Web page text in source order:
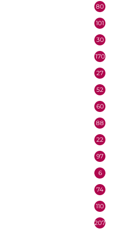
80
101
30
170
27
52
60
88
22
97
6
74
110
207